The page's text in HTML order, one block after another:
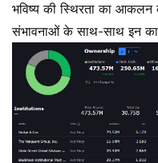
भविष्य की स्थिरता का
संभावनाओं के साथ-साथ इन